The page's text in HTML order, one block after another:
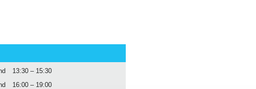
13:30 – 15:30
16:00 – 19:00